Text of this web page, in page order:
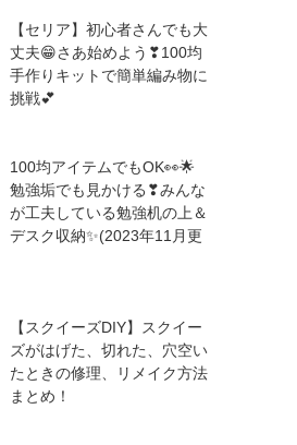
【セリア】初心者さんでも大
丈夫😁さあ始めよう❣100均
手作りキットで簡単編み物に
挑戦💕
100均アイテムでもOK👀🌟
勉強垢でも見かける❣みんな
が工夫している勉強机の上＆
デスク収納✨(2023年11月更
【スクイーズDIY】スクイー
ズがはげた、切れた、穴空い
たときの修理、リメイク方法
まとめ！